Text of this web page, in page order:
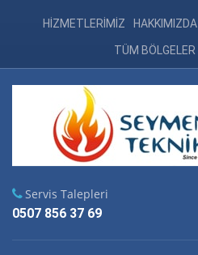
HİZMETLERİMİZ HAKKIMIZDA
TÜM BÖLGELER
Servis Talepleri
0507 856 37 69